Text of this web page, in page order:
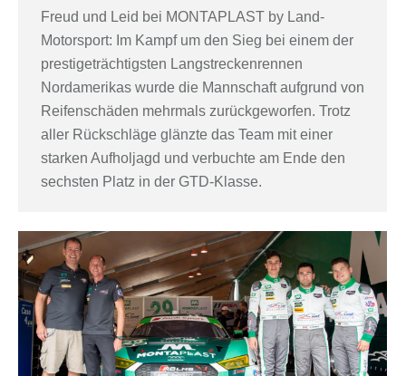
Freud und Leid bei MONTAPLAST by Land-
Motorsport: Im Kampf um den Sieg bei einem der
prestigeträchtigsten Langstreckenrennen
Nordamerikas wurde die Mannschaft aufgrund von
Reifenschäden mehrmals zurückgeworfen. Trotz
aller Rückschläge glänzte das Team mit einer
starken Aufholjagd und verbuchte am Ende den
sechsten Platz in der GTD-Klasse.